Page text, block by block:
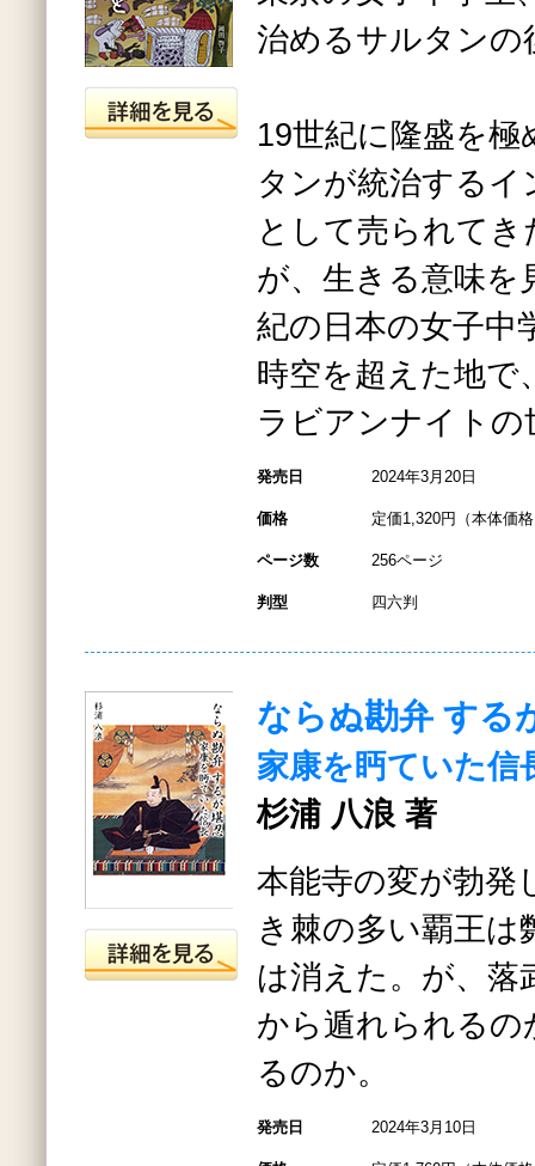
治めるサルタンの
19世紀に隆盛を
タンが統治するイ
として売られて
が、生きる意味を
紀の日本の女子中
時空を超えた地で
ラビアンナイト
発売日 2024年3月20日
価格 定価1,320円（本体価
ページ数 256ページ
判型 四六判
ならぬ勘弁 する
家康を眄ていた信
杉浦 八浪 著
本能寺の変が勃発
き棘の多い覇王は
は消えた。が、落
から遁れられるの
るのか。
発売日 2024年3月10日